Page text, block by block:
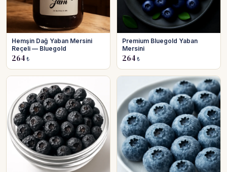
Hemşin Dağ Yaban Mersini
Reçeli — Bluegold
264 ₺
Premium Bluegold Yaban
Mersini
264 ₺